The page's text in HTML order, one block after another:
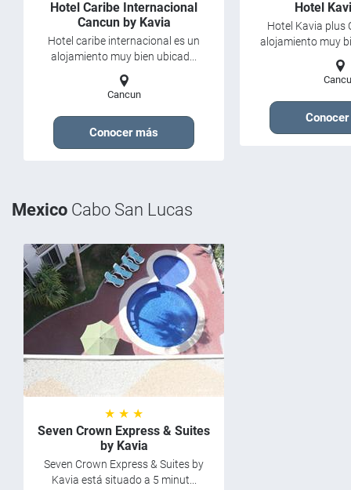
Hotel Caribe Internacional
Cancun by Kavia
Hotel caribe internacional es un
alojamiento muy bien ubicad...
Cancun
Conocer más
Hotel
Hotel Kavia plus
alojamiento muy
Mexico Cabo San Lucas
★ ★ ★
Seven Crown Express & Suites
by Kavia
Seven Crown Express & Suites by
Kavia está situado a 5 minut...